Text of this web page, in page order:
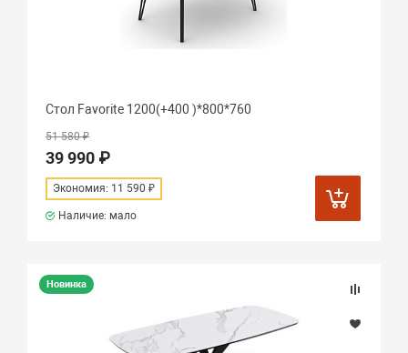
Стол Favorite 1200(+400 )*800*760
51 580 ₽
39 990 ₽
Экономия: 11 590 ₽
Наличие: мало
Новинка